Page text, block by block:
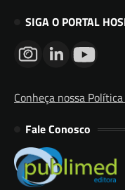
SIGA O PORTAL
Conheça nossa
Fale Conosco